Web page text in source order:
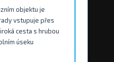
objektu je
vstupuje přes
cesta s hrubou
úseku